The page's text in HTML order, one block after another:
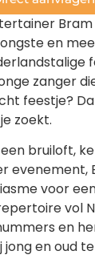
Bram
en
zanger
feestje?
zoekt.
bruiloft,
evenement,
voor
vol
en
jong en oud